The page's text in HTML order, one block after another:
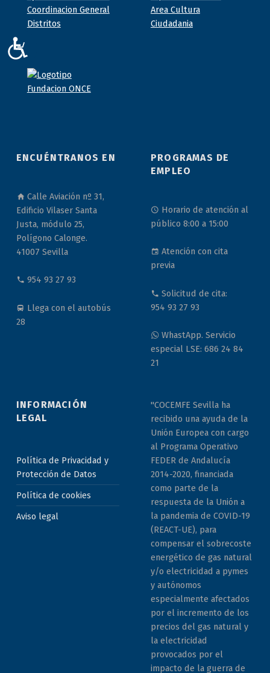
ENCUÉNTRANOS EN
Calle Aviación nº 31,
Edificio Vilaser Santa
Justa, módulo 25,
Polígono Calonge.
41007 Sevilla
954 93 27 93
Llega con el autobús
28
PROGRAMAS DE
EMPLEO
Horario de atención al
público 8:00 a 15:00
Atención con cita
previa
Solicitud de cita:
954 93 27 93
WhastApp. Servicio
especial LSE: 686 24 84
21
INFORMACIÓN
LEGAL
Política de Privacidad y
Protección de Datos
Política de cookies
Aviso legal
"COCEMFE Sevilla ha
recibido una ayuda de la
Unión Europea con cargo
al Programa Operativo
FEDER de Andalucía
2014-2020, financiada
como parte de la
respuesta de la Unión a
la pandemia de COVID-19
(REACT-UE), para
compensar el sobrecoste
energético de gas natural
y/o electricidad a pymes
y autónomos
especialmente afectados
por el incremento de los
precios del gas natural y
la electricidad
provocados por el
impacto de la guerra de